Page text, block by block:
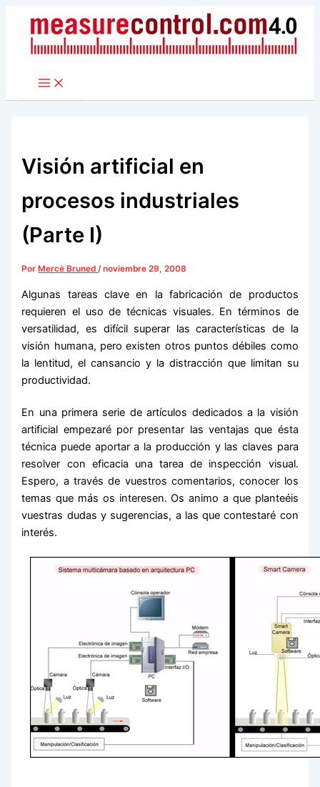
contenido
Visión artificial en
procesos industriales
(Parte I)
Por Mercè Bruned/noviembre 29, 2008
Algunas tareas clave en la fabricación de productos
requieren el uso de técnicas visuales. En términos de
versatilidad, es difícil superar las características de la
visión humana, pero existen otros puntos débiles como
la lentitud, el cansancio y la distracción que limitan su
productividad.
En una primera serie de artículos dedicados a la visión
artificial empezaré por presentar las ventajas que ésta
técnica puede aportar a la producción y las claves para
resolver con eficacia una tarea de inspección visual.
Espero, a través de vuestros comentarios, conocer los
temas que más os interesen. Os animo a que planteéis
vuestras dudas y sugerencias, a las que contestaré con
interés.